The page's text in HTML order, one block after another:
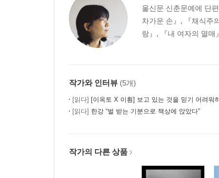
울신문 신춘문예에 단
차가운 손』, 『채식주
랑』, 『내 여자의 열매
작가와 인터뷰 (5개)
[읽다] [이옥토 X 이훤] 보고 있는 것을 믿기 어려워
[읽다] 한강 “벌 받는 기분으로 책상에 앉았다”
작가의 다른 상품